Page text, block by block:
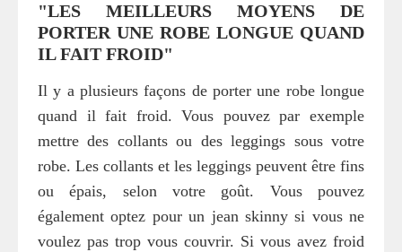
"LES MEILLEURS MOYENS DE
PORTER UNE ROBE LONGUE QUAND
IL FAIT FROID"
Il y a plusieurs façons de porter une robe longue
quand il fait froid. Vous pouvez par exemple
mettre des collants ou des leggings sous votre
robe. Les collants et les leggings peuvent être fins
ou épais, selon votre goût. Vous pouvez
également optez pour un jean skinny si vous ne
voulez pas trop vous couvrir. Si vous avez froid